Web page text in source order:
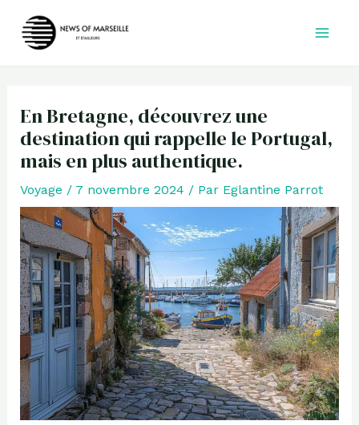
En Bretagne, découvrez une
destination qui rappelle le Portugal,
mais en plus authentique.
Voyage / 7 novembre 2024 / Par Eglantine Parrot